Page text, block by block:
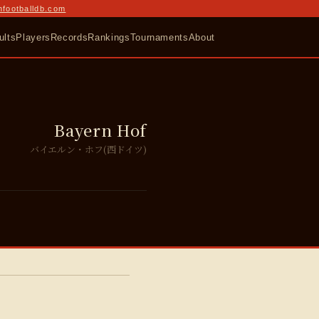
Players RecordsRankingsTournamentsAbout
Bayern Hof
バイエルン・ホフ(西ドイツ)